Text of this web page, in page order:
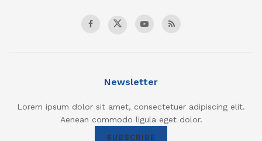
Newsletter
Lorem ipsum dolor sit amet, consectetuer adipiscing elit.
Aenean commodo ligula eget dolor.
SUBSCRIBE